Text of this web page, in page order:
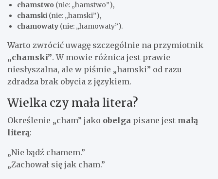
chamstwo (nie: „hamstwo”),
chamski (nie: „hamski”),
chamowaty (nie: „hamowaty”).
Warto zwrócić uwagę szczególnie na przymiotnik
„chamski”. W mowie różnica jest prawie
niesłyszalna, ale w piśmie „hamski” od razu
zdradza brak obycia z językiem.
Wielka czy mała litera?
Określenie „cham” jako obelga pisane jest małą
literą:
„Nie bądź chamem.”
„Zachował się jak cham.”